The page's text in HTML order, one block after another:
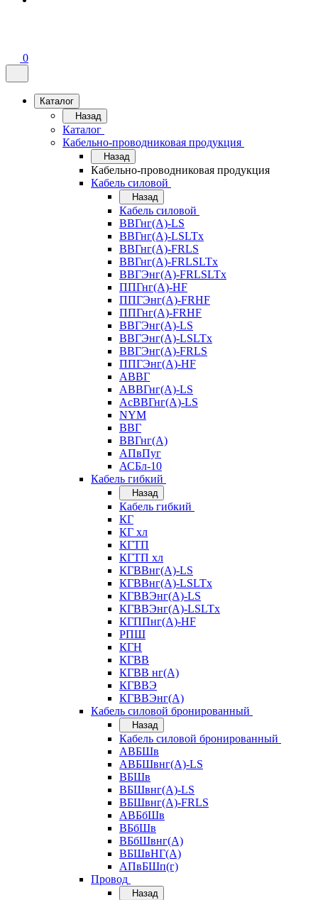
0
Каталог
Назад
Каталог
Кабельно-проводниковая продукция
Назад
Кабельно-проводниковая продукция
Кабель силовой
Назад
Кабель силовой
ВВГнг(А)-LS
ВВГнг(А)-LSLTx
ВВГнг(А)-FRLS
ВВГнг(А)-FRLSLTx
ВВГЭнг(А)-FRLSLTx
ППГнг(А)-HF
ППГЭнг(А)-FRHF
ППГнг(А)-FRHF
ВВГЭнг(А)-LS
ВВГЭнг(А)-LSLTx
ВВГЭнг(А)-FRLS
ППГЭнг(А)-HF
АВВГ
АВВГнг(А)-LS
АсВВГнг(А)-LS
NYM
ВВГ
ВВГнг(А)
АПвПуг
АСБл-10
Кабель гибкий
Назад
Кабель гибкий
КГ
КГ хл
КГТП
КГТП хл
КГВВнг(А)-LS
КГВВнг(А)-LSLTx
КГВВЭнг(А)-LS
КГВВЭнг(А)-LSLTx
КГППнг(А)-HF
РПШ
КГН
КГВВ
КГВВ нг(А)
КГВВЭ
КГВВЭнг(А)
Кабель силовой бронированный
Назад
Кабель силовой бронированный
АВБШв
АВБШвнг(А)-LS
ВБШв
ВБШвнг(А)-LS
ВБШвнг(А)-FRLS
АВБбШв
ВБбШв
ВБбШвнг(А)
ВБШвНГ(А)
АПвБШп(г)
Провод
Назад